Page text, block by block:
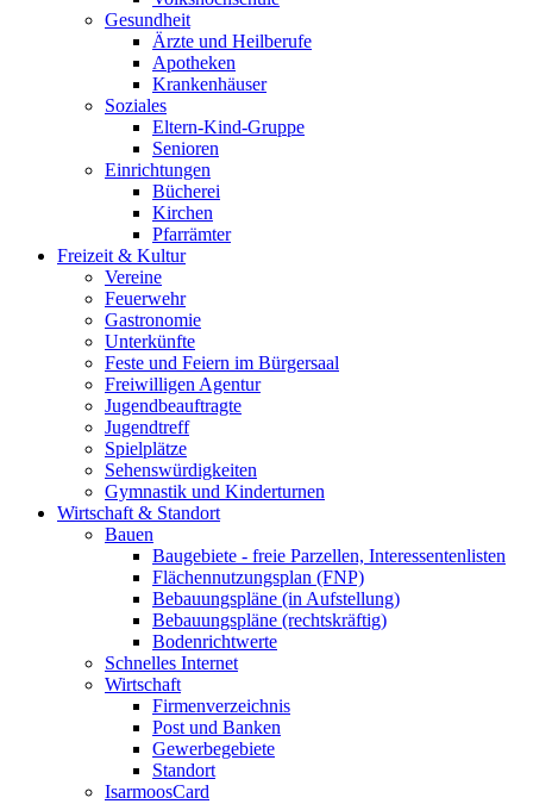
Gesundheit
Ärzte und Heilberufe
Apotheken
Krankenhäuser
Soziales
Eltern-Kind-Gruppe
Senioren
Einrichtungen
Bücherei
Kirchen
Pfarrämter
Freizeit & Kultur
Vereine
Feuerwehr
Gastronomie
Unterkünfte
Feste und Feiern im Bürgersaal
Freiwilligen Agentur
Jugendbeauftragte
Jugendtreff
Spielplätze
Sehenswürdigkeiten
Gymnastik und Kinderturnen
Wirtschaft & Standort
Bauen
Baugebiete - freie Parzellen, Interessentenlisten
Flächennutzungsplan (FNP)
Bebauungspläne (in Aufstellung)
Bebauungspläne (rechtskräftig)
Bodenrichtwerte
Schnelles Internet
Wirtschaft
Firmenverzeichnis
Post und Banken
Gewerbegebiete
Standort
IsarmoosCard